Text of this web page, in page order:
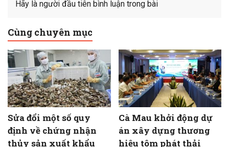
Hãy là người đầu tiên bình luận trong bài
Cùng chuyên mục
Sửa đổi một số quy
định về chứng nhận
thủy sản xuất khẩu
Cà Mau khởi động dự
án xây dựng thương
hiệu tôm phát thải